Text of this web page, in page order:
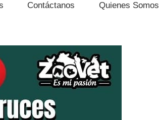
Contáctanos Quienes Somos